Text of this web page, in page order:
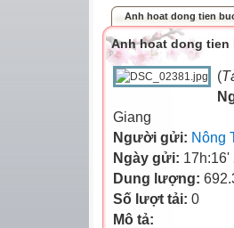
Anh hoat dong tien
Anh hoat dong tien
(
Giang
Người gửi: Nông
Ngày gửi: 17h:16'
Dung lượng:
Số lượt tải: 0
Mô tả: